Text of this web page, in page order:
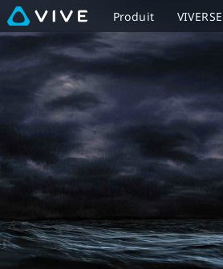
7
Miracles
Film
VR
Primé
|
Produit VIVERSE